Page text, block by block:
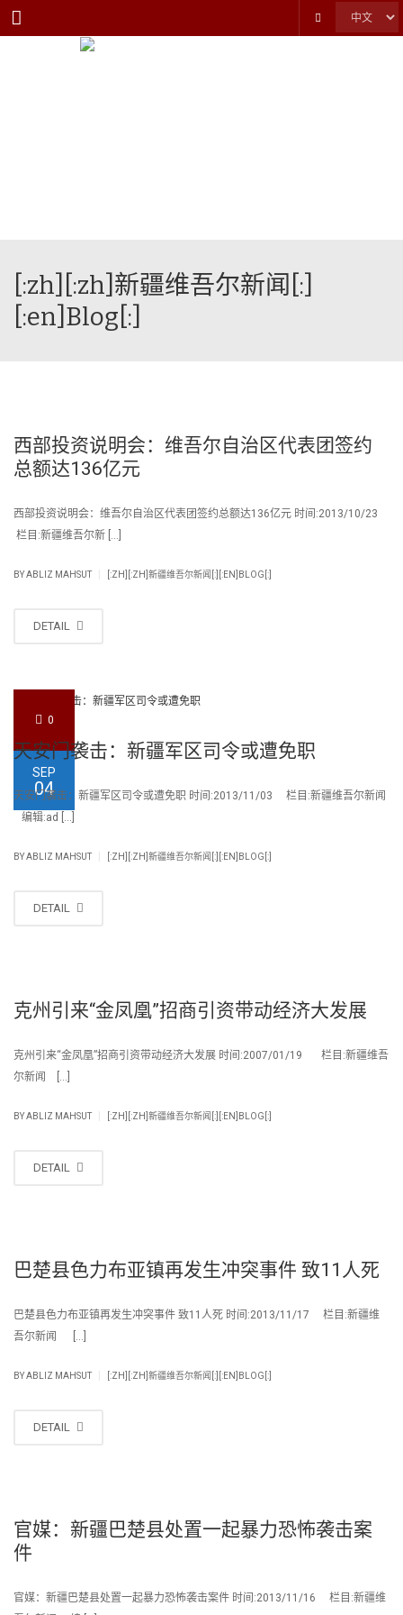
Menu
[:zh][:zh]新疆维吾尔新闻[:]
[:en]Blog[:]
西部投资说明会：维吾尔自治区代表团签约
总额达136亿元
西部投资说明会：维吾尔自治区代表团签约总额达136亿元 时间:2013/10/23
栏目:新疆维吾尔新 […]
BYABLIZ MAHSUT [:ZH][:ZH]新疆维吾尔新闻[:][:EN]BLOG[:]
DETAIL
0
SEP
04
天安门袭击：新疆军区司令或遭免职
天安门袭击：新疆军区司令或遭免职 时间:2013/11/03 栏目:新疆维吾尔新闻
编辑:ad […]
BYABLIZ MAHSUT [:ZH][:ZH]新疆维吾尔新闻[:][:EN]BLOG[:]
DETAIL
克州引来“金凤凰”招商引资带动经济大发展
克州引来“金凤凰”招商引资带动经济大发展 时间:2007/01/19 栏目:新疆维吾
尔新闻 […]
BYABLIZ MAHSUT [:ZH][:ZH]新疆维吾尔新闻[:][:EN]BLOG[:]
DETAIL
巴楚县色力布亚镇再发生冲突事件 致11人死
巴楚县色力布亚镇再发生冲突事件 致11人死 时间:2013/11/17 栏目:新疆维
吾尔新闻 […]
BYABLIZ MAHSUT [:ZH][:ZH]新疆维吾尔新闻[:][:EN]BLOG[:]
DETAIL
官媒：新疆巴楚县处置一起暴力恐怖袭击案
件
官媒：新疆巴楚县处置一起暴力恐怖袭击案件 时间:2013/11/16 栏目:新疆维